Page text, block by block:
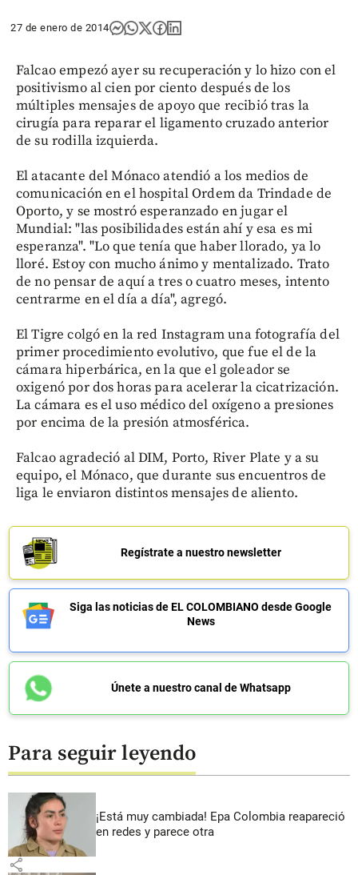
27 de enero de 2014
Falcao empezó ayer su recuperación y lo hizo con el
positivismo al cien por ciento después de los
múltiples mensajes de apoyo que recibió tras la
cirugía para reparar el ligamento cruzado anterior
de su rodilla izquierda.
El atacante del Mónaco atendió a los medios de
comunicación en el hospital Ordem da Trindade de
Oporto, y se mostró esperanzado en jugar el
Mundial: "las posibilidades están ahí y esa es mi
esperanza". "Lo que tenía que haber llorado, ya lo
lloré. Estoy con mucho ánimo y mentalizado. Trato
de no pensar de aquí a tres o cuatro meses, intento
centrarme en el día a día", agregó.
El Tigre colgó en la red Instagram una fotografía del
primer procedimiento evolutivo, que fue el de la
cámara hiperbárica, en la que el goleador se
oxigenó por dos horas para acelerar la cicatrización.
La cámara es el uso médico del oxígeno a presiones
por encima de la presión atmosférica.
Falcao agradeció al DIM, Porto, River Plate y a su
equipo, el Mónaco, que durante sus encuentros de
liga le enviaron distintos mensajes de aliento.
Regístrate a nuestro newsletter
Siga las noticias de EL COLOMBIANO desde Google
News
Únete a nuestro canal de Whatsapp
Para seguir leyendo
¡Está muy cambiada! Epa Colombia reapareció
en redes y parece otra
share